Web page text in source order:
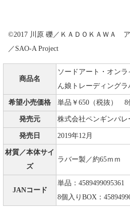
©2017 川原 礫／ＫＡＤＯＫＡＷＡ
／SAO-A Project
商品名
ソードアート・オン
ん娘トレーディング
希望小売価格 単品￥650（税抜） 8
発売元 株式会社ペンギンパレ
発売日 2019年12月
材質／本体サイ
ズ
ラバー製／約65ｍｍ
JANコード
単品：4589499095361
8個入りBOX：